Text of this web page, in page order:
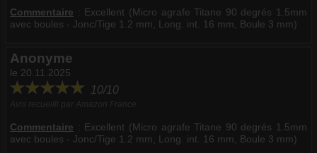
Commentaire : Excellent (Micro agrafe Titane 90 degrés 1.5mm
avec boules - Jonc/Tige 1.2 mm, Long. int. 16 mm, Boule 3 mm)
Anonyme
le 20.11.2025
10/10
Commentaire : Excellent (Micro agrafe Titane 90 degrés 1.5mm
avec boules - Jonc/Tige 1.2 mm, Long. int. 16 mm, Boule 3 mm)